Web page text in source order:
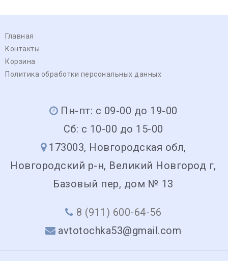
Главная
Контакты
Корзина
Политика обработки персональных данных
Пн-пт: с 09-00 до 19-00
Сб: с 10-00 до 15-00
173003, Новгородская обл,
Новгородский р-н, Великий Новгород г,
Базовый пер, дом № 13
8 (911) 600-64-56
avtotochka53@gmail.com